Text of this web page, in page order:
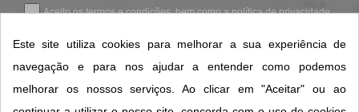
Aceito ostermos e condições, bem como apolítica de privacidade.
CONTACTOS SORISA
Este site utiliza cookies para melhorar a sua experiência de
navegação e para nos ajudar a entender como podemos
melhorar os nossos serviços. Ao clicar em "Aceitar" ou ao